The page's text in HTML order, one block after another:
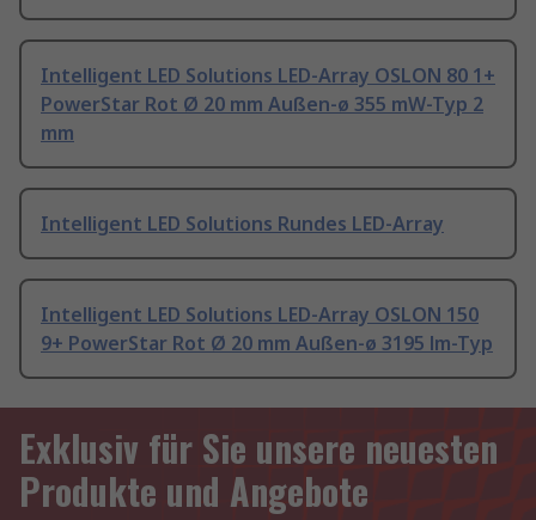
Intelligent LED Solutions LED-Array OSLON 80 1+
PowerStar Rot Ø 20 mm Außen-ø 355 mW-Typ 2
mm
Intelligent LED Solutions Rundes LED-Array
Intelligent LED Solutions LED-Array OSLON 150
9+ PowerStar Rot Ø 20 mm Außen-ø 3195 lm-Typ
Exklusiv für Sie unsere neuesten
Produkte und Angebote